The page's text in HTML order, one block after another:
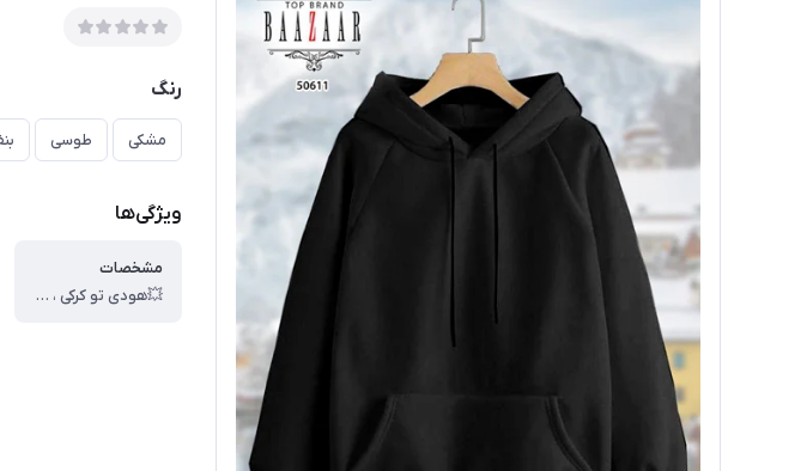
رنگ
مشکی طوسی
ویژگی‌ها
مشخصات
💥هودی تو کرکی ، 💥کد : 50611 ، 💥سایز : 36 تا 44 ، 💥قد هودی : 70 الی 75 سانت ، 💥عرض سینه 100 الی 145 سانت ، 💥جنس : دورس داخل کرک ، 🎯بسته بندی تک سلفون ، 🎯کیفیت دوخت و تن خور عالی